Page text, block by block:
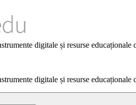
digitale și resurse educaționale
digitale și resurse educaționale